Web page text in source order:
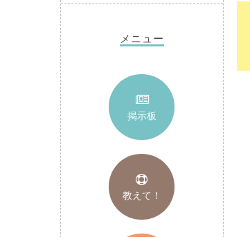
メニュー
掲示板
教えて！